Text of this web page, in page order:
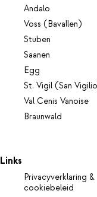
Andalo
Voss (Bavallen)
Stuben
Saanen
Egg
St. Vigil (San
Val Cenis Vanoise
Braunwald
Links
Privacyverklaring &
cookiebeleid